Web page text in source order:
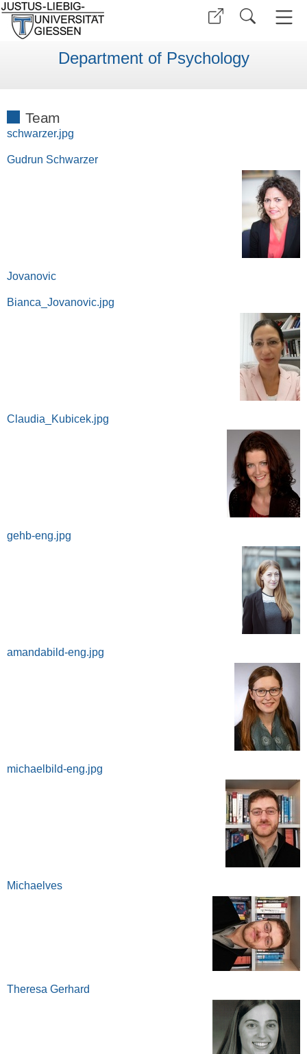
Department of Psychology
Team
schwarzer.jpg
Gudrun Schwarzer
Jovanovic
Bianca_Jovanovic.jpg
Claudia_Kubicek.jpg
gehb-eng.jpg
amandabild-eng.jpg
michaelbild-eng.jpg
Michaelves
Theresa Gerhard